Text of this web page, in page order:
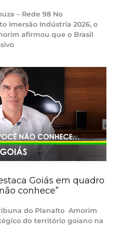
– Rede 98 No
Imersão Indústria 2026, o
afirmou que o Brasil
Goiás em quadro
conhece”
do Planalto Amorim
do território goiano na